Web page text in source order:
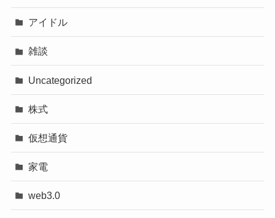
アイドル
雑談
Uncategorized
株式
仮想通貨
家電
web3.0